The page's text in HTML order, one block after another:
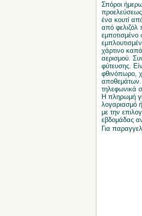
Σπόροι
ένα κουτί
από φελιζόλ
χάρτινο
αερισμού.
φύτευσης.
φθινόπωρο,
αποθεμάτων.
τηλεφωνικά
Η πληρωμή
λογαριασμό
με την
εβδομάδας
Για